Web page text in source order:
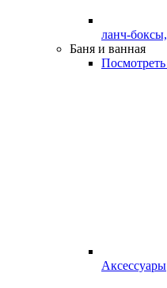
ланч-
Баня и ванная
Аксессуары